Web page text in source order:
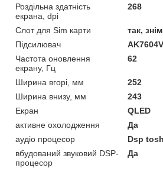
Роздільна здатність
екрана, dpi
268
Слот для Sim карти
так,
Підсилювач
Частота оновлення
екрану, Гц
62
Ширина вгорі, мм
252
Ширина внизу, мм
243
Екран
QLED
активне охолодження
Да
аудіо процесор
Dsp
вбудований звуковий DSP-
процесор
Да